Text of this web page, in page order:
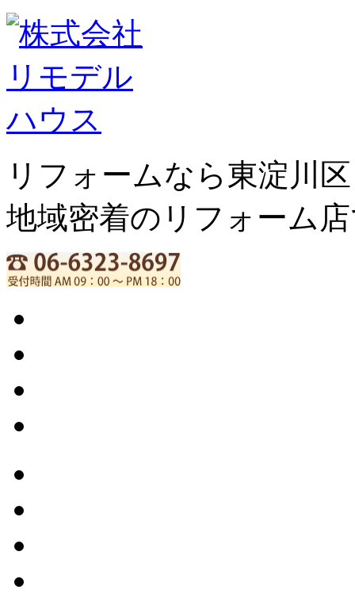
リフォームなら東淀
地域密着のリフォーム